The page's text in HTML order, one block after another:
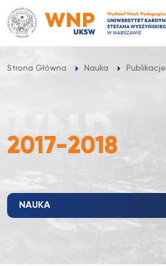
Przejdź
do
treści
Strona Główna Nauka Publikacje
2017-2018
NAUKA